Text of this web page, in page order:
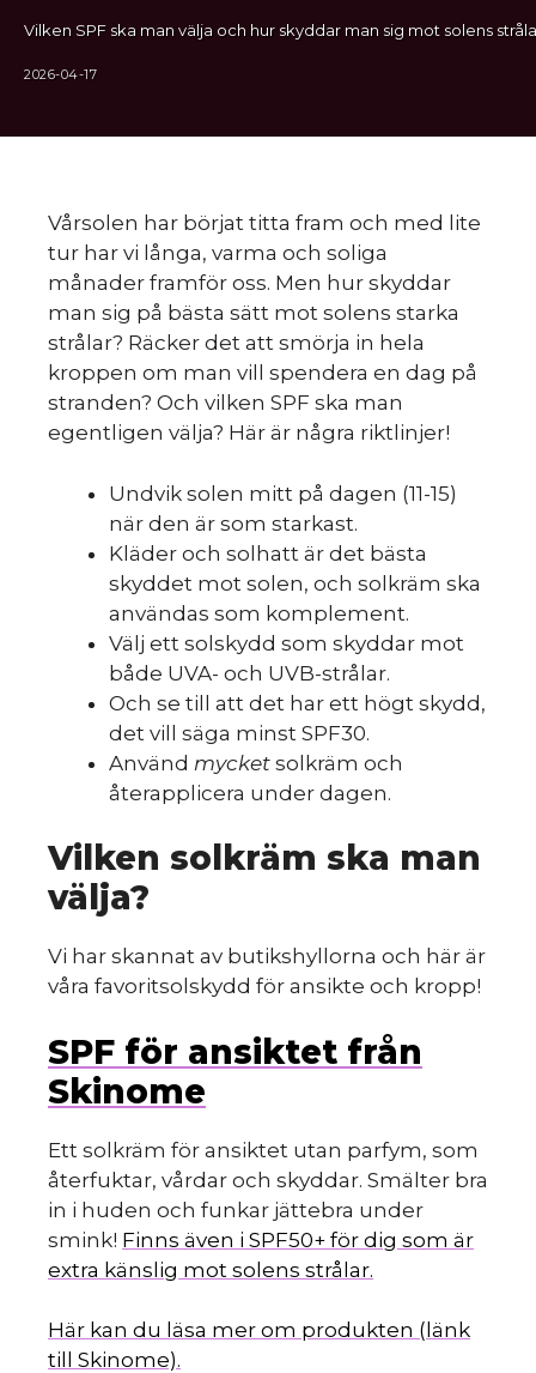
Vilken SPF ska man välja och hur skyddar man sig mot solens
2026-04-17
Vårsolen har börjat titta fram och med lite
tur har vi långa, varma och soliga
månader framför oss. Men hur skyddar
man sig på bästa sätt mot solens starka
strålar? Räcker det att smörja in hela
kroppen om man vill spendera en dag på
stranden? Och vilken SPF ska man
egentligen välja? Här är några riktlinjer!
Undvik solen mitt på dagen (11-15)
när den är som starkast.
Kläder och solhatt är det bästa
skyddet mot solen, och solkräm ska
användas som komplement.
Välj ett solskydd som skyddar mot
både UVA- och UVB-strålar.
Och se till att det har ett högt skydd,
det vill säga minst SPF30.
Använd mycket solkräm och
återapplicera under dagen.
Vilken solkräm ska man
välja?
Vi har skannat av butikshyllorna och här är
våra favoritsolskydd för ansikte och kropp!
SPF för ansiktet från
Skinome
Ett solkräm för ansiktet utan parfym, som
återfuktar, vårdar och skyddar. Smälter bra
in i huden och funkar jättebra under
smink! Finns även i SPF50+ för dig som är
extra känslig mot solens strålar.
Här kan du läsa mer om produkten (länk
till Skinome).